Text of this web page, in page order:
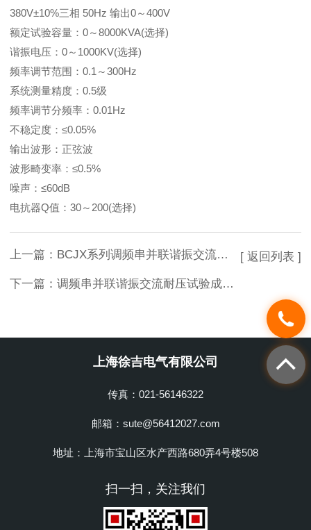
380V±10%三相 50Hz 输出0～400V
额定试验容量：0～8000KVA(选择)
谐振电压：0～1000KV(选择)
频率调节范围：0.1～300Hz
系统测量精度：0.5级
频率调节分频率：0.01Hz
不稳定度：≤0.05%
输出波形：正弦波
波形畸变率：≤0.5%
噪声：≤60dB
电抗器Q值：30～200(选择)
上一篇： BCJX系列调频串并联谐振交流耐压试验设备
下一篇： 调频串并联谐振交流耐压试验成套装置调频串并联谐振成套试验装置
[ 返回列表 ]
上海徐吉电气有限公司
传真：021-56146322
邮箱：sute@56412027.com
地址：上海市宝山区水产西路680弄4号楼508
扫一扫，关注我们